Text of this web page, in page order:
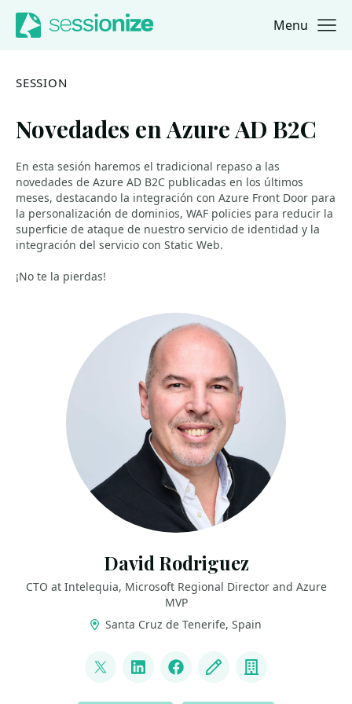
Jump to navigation
Jump to content Menu
SESSION
Novedades en Azure AD B2C
En esta sesión haremos el tradicional repaso a las
novedades de Azure AD B2C publicadas en los últimos
meses, destacando la integración con Azure Front Door para
la personalización de dominios, WAF policies para reducir la
superficie de ataque de nuestro servicio de identidad y la
integración del servicio con Static Web.
¡No te la pierdas!
David Rodriguez
CTO at Intelequia, Microsoft Regional Director and Azure
MVP
Santa Cruz de Tenerife, Spain
@davidjrh
LinkedInFacebook
Blog Company